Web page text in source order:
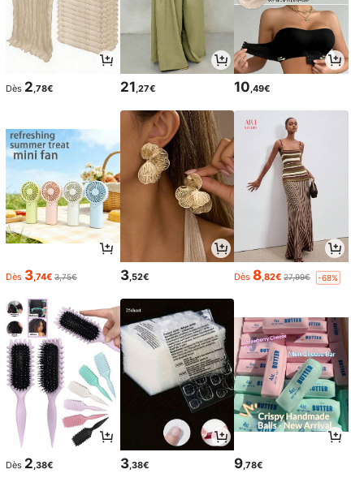
Dès 2,78€ 21,27€ 10,49€
Dès 3,74€ 3,75€ 3,52€ Dès 8,82€ 27,99€ -68%
Dès 2,38€ 3,38€ 9,78€